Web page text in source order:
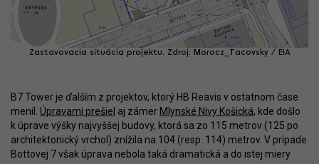
Zastavovacia situácia projektu. Zdroj: Morocz_Tacovsky / EIA
B7 Tower je ďalším z projektov, ktorý HB Reavis v ostatnom čase
menil. Úpravami prešiel aj zámer Mlynské Nivy Košická, kde došlo
k úprave výšky najvyššej budovy, ktorá sa zo 115 metrov (125 po
architektonický vrchol) znížila na 104 (resp. 114) metrov. V prípade
Bottovej 7 však úprava nebola taká dramatická a do istej miery